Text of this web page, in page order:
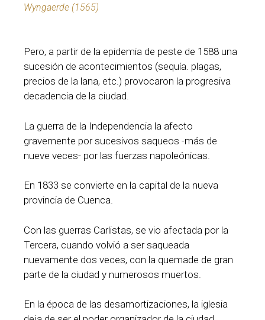
Wyngaerde (1565)
Pero, a partir de la epidemia de peste de 1588 una
sucesión de acontecimientos (sequía. plagas,
precios de la lana, etc.) provocaron la progresiva
decadencia de la ciudad.
La guerra de la Independencia la afecto
gravemente por sucesivos saqueos -más de
nueve veces- por las fuerzas napoleónicas.
En 1833 se convierte en la capital de la nueva
provincia de Cuenca.
Con las guerras Carlistas, se vio afectada por la
Tercera, cuando volvió a ser saqueada
nuevamente dos veces, con la quemade de gran
parte de la ciudad y numerosos muertos.
En la época de las desamortizaciones, la iglesia